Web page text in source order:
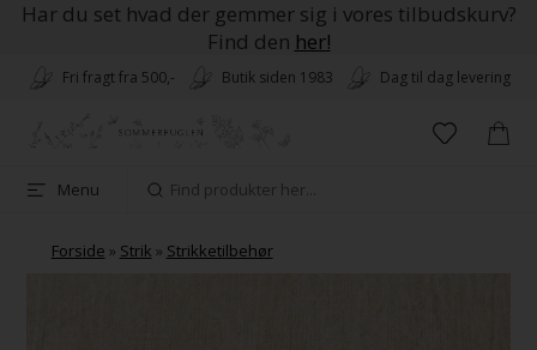
Har du set hvad der gemmer sig i vores tilbudskurv?
Find den her!
Fri fragt fra 500,- Butik siden 1983 Dag til dag levering
Menu
Forside » Strik » Strikketilbehør